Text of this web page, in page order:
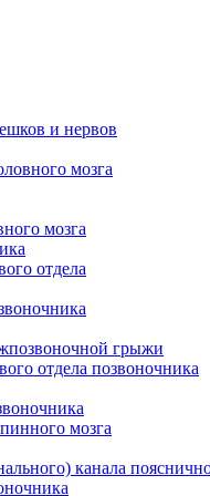
и нервов
мозга
мозга
отдела
грыжи
отдела позвоночника
мозга
канала